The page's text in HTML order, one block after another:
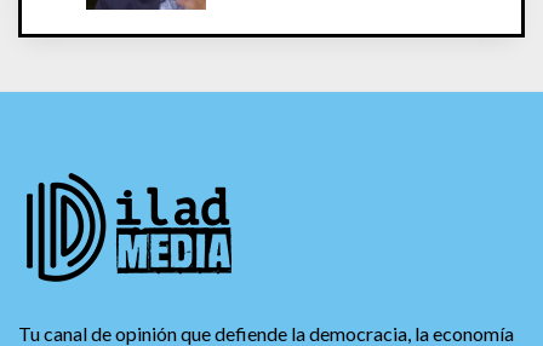
Tu canal de opinión que defiende la democracia, la economía